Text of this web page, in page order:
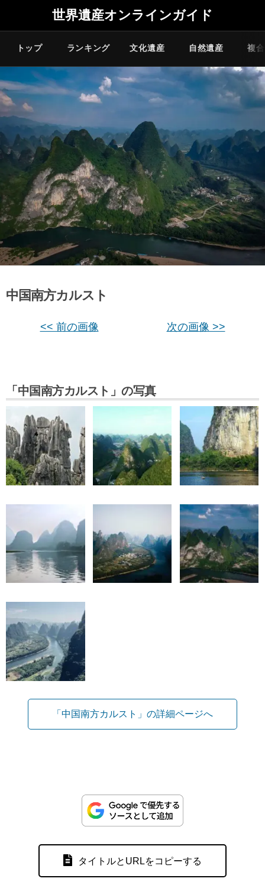
世界遺産オンラインガイド
トップ ランキング 文化遺産 自然遺産 複
中国南方カルスト
<< 前の画像 次の画像 >>
「中国南方カルスト」の写真
「中国南方カルスト」の詳細ページへ
タイトルとURLをコピーする